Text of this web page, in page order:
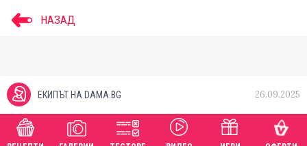
НАЗАД
ЕКИПЪТ НА DAMA.BG 26.09.2025